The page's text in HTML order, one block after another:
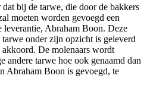
dat bij de tarwe, die door de bakkers
moeten worden gevoegd een
leverantie, Abraham Boon. Deze
onder zijn opzicht is geleverd
De molenaars wordt
andere tarwe hoe ook genaamd dan
Abraham Boon is gevoegd, te